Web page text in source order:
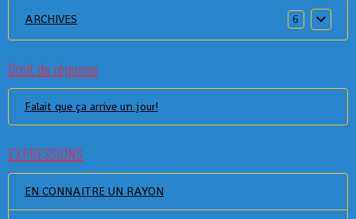
ARCHIVES 6
Droit de réponse
Falait que ça arrive un jour!
EXPRESSIONS
EN CONNAITRE UN RAYON